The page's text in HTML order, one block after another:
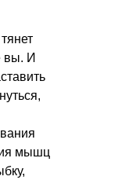
вы. И
мышц